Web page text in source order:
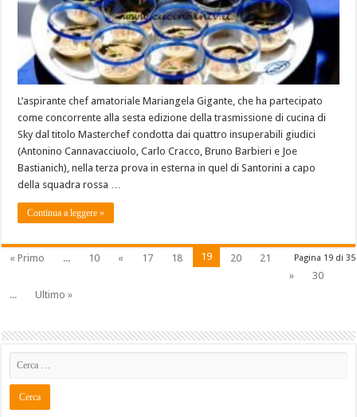
L’aspirante chef amatoriale Mariangela Gigante, che ha partecipato
come concorrente alla sesta edizione della trasmissione di cucina di
Sky dal titolo Masterchef condotta dai quattro insuperabili giudici
(Antonino Cannavacciuolo, Carlo Cracco, Bruno Barbieri e Joe
Bastianich), nella terza prova in esterna in quel di Santorini a capo
della squadra rossa …
Continua a leggere »
Pagina 19 di 35
« Primo ... 10 « 17 18 19 20
21
»
30
...
Ultimo »